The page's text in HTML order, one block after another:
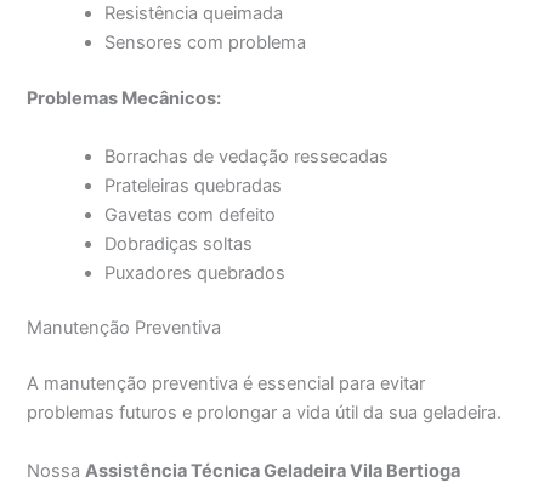
Resistência queimada
Sensores com problema
Problemas Mecânicos:
Borrachas de vedação ressecadas
Prateleiras quebradas
Gavetas com defeito
Dobradiças soltas
Puxadores quebrados
Manutenção Preventiva
A manutenção preventiva é essencial para evitar
problemas futuros e prolongar a vida útil da sua geladeira.
Nossa Assistência Técnica Geladeira Vila Bertioga